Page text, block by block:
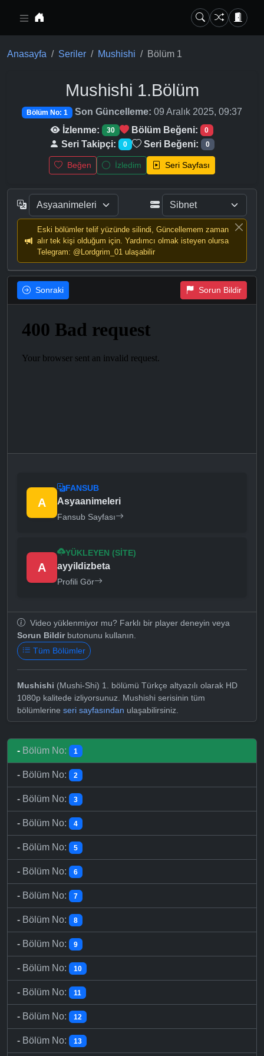
Anasayfa Seriler Mushishi Bölüm 1
Mushishi 1.Bölüm
Bölüm No: 1 Son Güncelleme: 09 Aralık 2025, 09:37
İzlenme:
30 Bölüm Beğeni: 0
Seri Takipçi: 0 Seri Beğeni: 0
Beğen İzledim Seri Sayfası
Eski bölümler telif yüzünde silindi, Güncellemem zaman
alır tek kişi olduğum için. Yardımcı olmak isteyen olursa
Telegram: @Lordgrim_01 ulaşabilir
Sonraki Sorun Bildir
A
FANSUB
Asyaanimeleri
Fansub Sayfası
A
YÜKLEYEN (SITE)
ayyildizbeta
Profili Gör
Video yüklenmiyor mu? Farklı bir player deneyin veya
Sorun Bildirbutonunu kullanın.
Tüm Bölümler
Mushishi (Mushi-Shi) 1. bölümü Türkçe altyazılı olarak HD
1080p kalitede izliyorsunuz. Mushishi serisinin tüm
bölümlerine seri sayfasından ulaşabilirsiniz.
- Bölüm No: 1
- Bölüm No: 2
- Bölüm No: 3
- Bölüm No: 4
- Bölüm No: 5
- Bölüm No: 6
- Bölüm No: 7
- Bölüm No: 8
- Bölüm No: 9
- Bölüm No: 10
- Bölüm No: 11
- Bölüm No: 12
- Bölüm No: 13